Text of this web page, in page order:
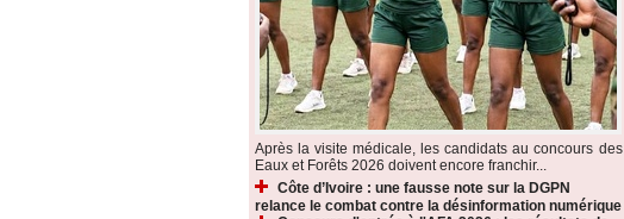
Après la visite médicale, les candidats au concours des
Eaux et Forêts 2026 doivent encore franchir...
Côte d’Ivoire : une fausse note sur la DGPN
relance le combat contre la désinformation numérique